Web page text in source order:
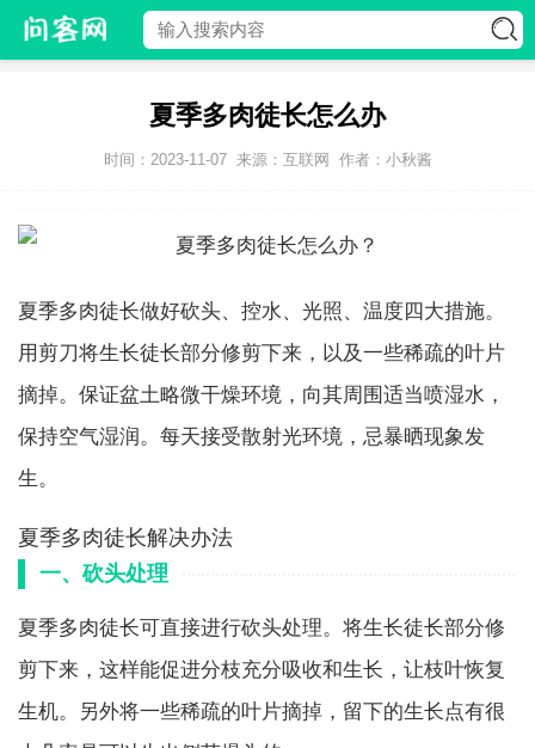
夏季多肉徒长怎么办
时间：2023-11-07 来源：互联网 作者：小秋酱
夏季多肉徒长做好砍头、控水、光照、温度四大措施。
用剪刀将生长徒长部分修剪下来，以及一些稀疏的叶片
摘掉。保证盆土略微干燥环境，向其周围适当喷湿水，
保持空气湿润。每天接受散射光环境，忌暴晒现象发
生。
夏季多肉徒长解决办法
一、砍头处理
夏季多肉徒长可直接进行砍头处理。将生长徒长部分修
剪下来，这样能促进分枝充分吸收和生长，让枝叶恢复
生机。另外将一些稀疏的叶片摘掉，留下的生长点有很